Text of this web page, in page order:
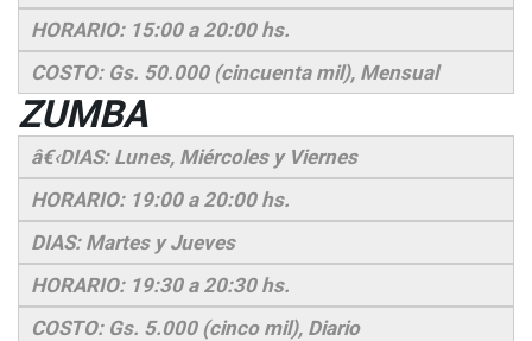
HORARIO: 15:00 a 20:00 hs.
COSTO: Gs. 50.000 (cincuenta mil), Mensual
ZUMBA
â€‹DIAS: Lunes, Miércoles y Viernes
HORARIO: 19:00 a 20:00 hs.
DIAS: Martes y Jueves
HORARIO: 19:30 a 20:30 hs.
COSTO: Gs. 5.000 (cinco mil), Diario